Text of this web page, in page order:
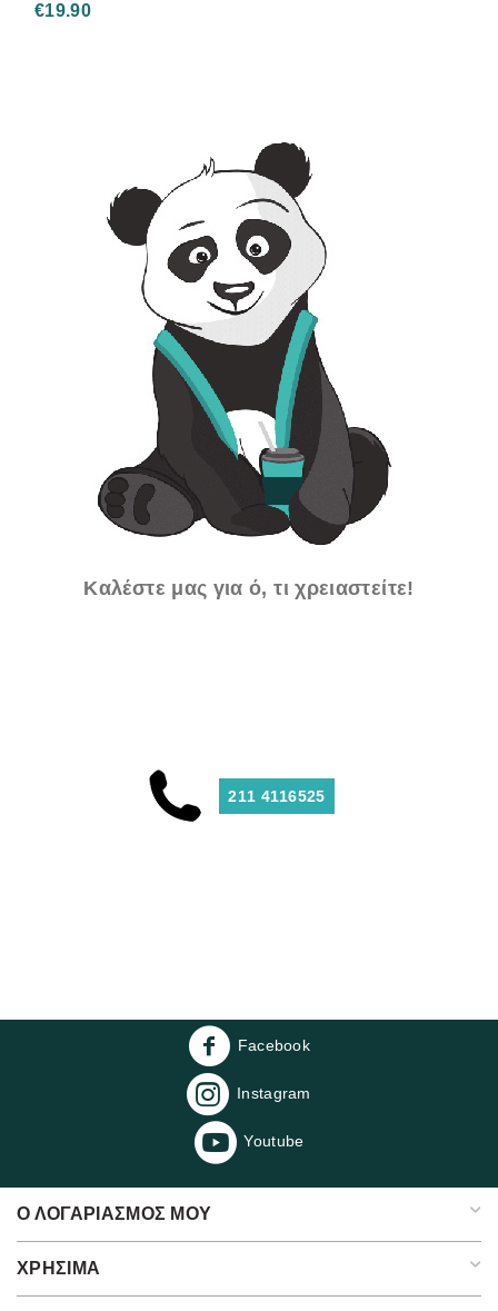
€19.90
Καλέστε μας για ό, τι χρειαστείτε!
211 4116525
Facebook
Instagram
Youtube
Ο ΛΟΓΑΡΙΑΣΜΌΣ ΜΟΥ
ΧΡΉΣΙΜΑ